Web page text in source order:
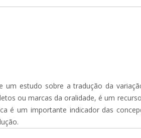
um estudo sobre a tradução da
ou marcas da oralidade, é um
é um importante indicador das